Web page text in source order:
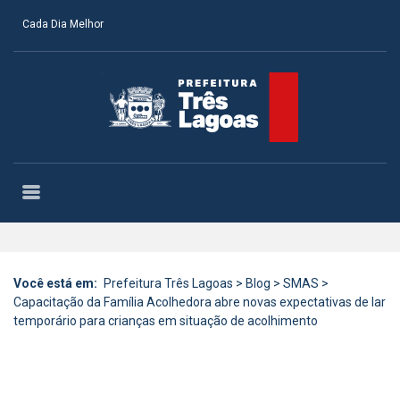
Cada Dia Melhor
Você está em: Prefeitura Três Lagoas > Blog > SMAS >
Capacitação da Família Acolhedora abre novas expectativas de lar
temporário para crianças em situação de acolhimento